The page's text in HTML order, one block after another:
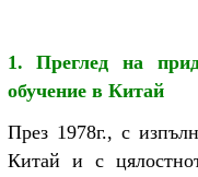
1. Преглед на
обучение в Китай
През 1978г., с
Китай и с